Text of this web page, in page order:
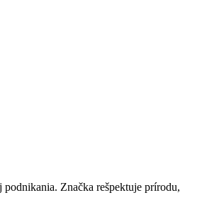
Značka rešpekt​uje ​prírodu,